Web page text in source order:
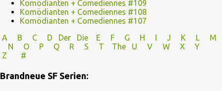
Komödianten + Comediennes #109
Komödianten + Comediennes #108
Komödianten + Comediennes #107
A
B C D Der Die E F G H I J K L
M
N
O P Q R S T The U V
W X Y
Z
#
Brandneue SF Serien: